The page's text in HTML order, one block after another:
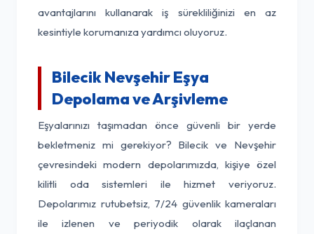
avantajlarını kullanarak iş sürekliliğinizi en az
kesintiyle korumanıza yardımcı oluyoruz.
Bilecik Nevşehir Eşya
Depolama ve Arşivleme
Eşyalarınızı taşımadan önce güvenli bir yerde
bekletmeniz mi gerekiyor? Bilecik ve Nevşehir
çevresindeki modern depolarımızda, kişiye özel
kilitli oda sistemleri ile hizmet veriyoruz.
Depolarımız rutubetsiz, 7/24 güvenlik kameraları
ile izlenen ve periyodik olarak ilaçlanan